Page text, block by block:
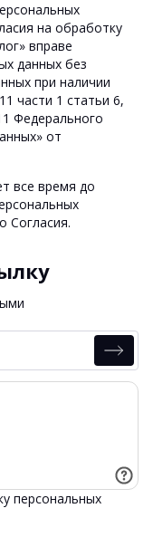
на обработку
вправе
данных без
при наличии
части 1 статьи 6,
Федерального
от
все время до
Согласия.
персональных